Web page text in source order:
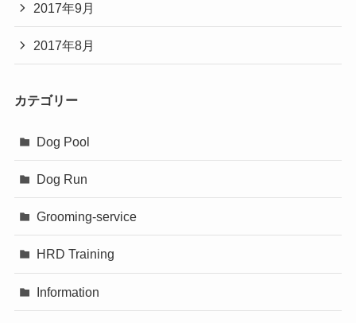
2017年9月
2017年8月
カテゴリー
Dog Pool
Dog Run
Grooming-service
HRD Training
Information